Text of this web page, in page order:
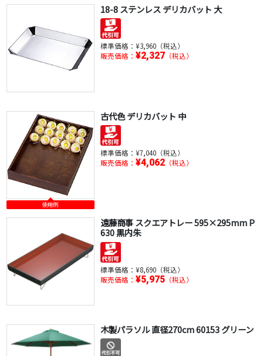
18-8 ステンレス デリカバット 大
標準価格： ¥3,960（税込）
販売価格： ¥2,327（税込）
使用例
古代色 デリカバット 中
標準価格： ¥7,040（税込）
販売価格： ¥4,062（税込）
遠藤商事 スクエアトレー 595×295mm P
630 黒内朱
標準価格： ¥8,690（税込）
販売価格： ¥5,975（税込）
木製パラソル 直径270cm 60153 グリーン